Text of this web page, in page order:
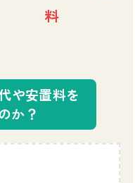
料
や安置料を
か？